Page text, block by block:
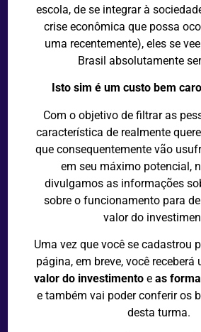
escola, de se integrarà
crise econômica que possa
uma recentemente), eles se
Brasil absolutamente
Isto sim éum custo bem
Com o objetivo de filtrar as
característica de realmente
que consequentemente vão
em seu máximo potencial,
divulgamos as informações
sobre o funcionamento para
valor do
Uma vez que você se cadastrou
página, em breve, você
valor do investimento e as
e também vai poder conferir os
desta turma.